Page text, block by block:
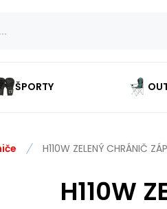
ŠPORTY
H110W ZELENÝ CHRÁNIČ
H110W